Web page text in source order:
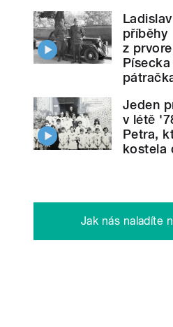
příběhy
z
Jeden
v létě
Petra,
kostela
Jak nás naladíte